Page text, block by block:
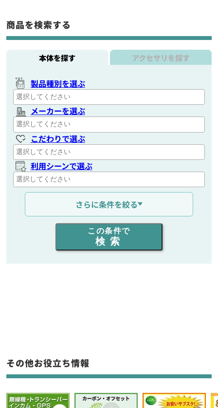
商品を検索する
本体を探す アクセサリを探す
製品種別を選ぶ
メーカーを選ぶ
こだわりで選ぶ
利用シーンで選ぶ
通信距離を選ぶ
出力を選ぶ
同時通話人数を選ぶ
フリーワード入力(製品名等)
選択条件をリセット
さらに条件を絞る
この条件で
検索
その他お役立ち情報